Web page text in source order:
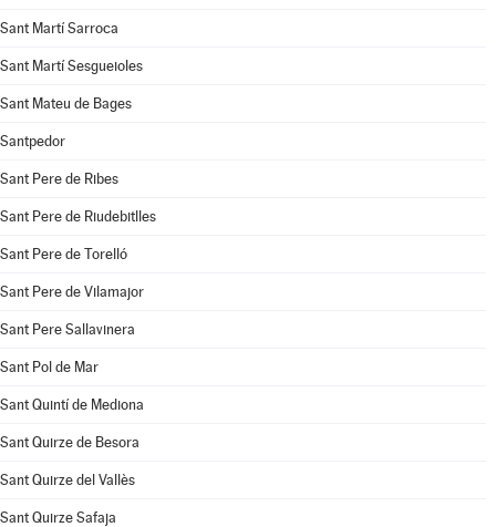
Sant Martí Sarroca
Sant Martí Sesgueioles
Sant Mateu de Bages
Santpedor
Sant Pere de Ribes
Sant Pere de Riudebitlles
Sant Pere de Torelló
Sant Pere de Vilamajor
Sant Pere Sallavinera
Sant Pol de Mar
Sant Quintí de Mediona
Sant Quirze de Besora
Sant Quirze del Vallès
Sant Quirze Safaja